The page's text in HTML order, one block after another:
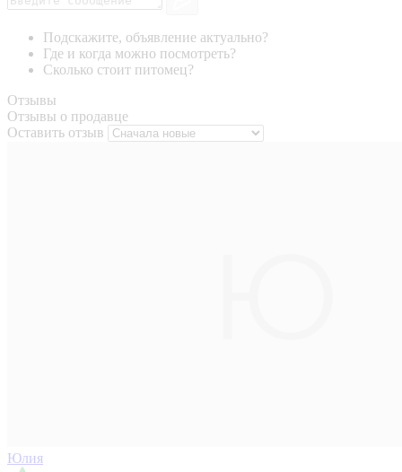
Подскажите, объявление актуально?
Где и когда можно посмотреть?
Сколько стоит питомец?
Отзывы
Отзывы о продавце
Оставить отзыв
Юлия